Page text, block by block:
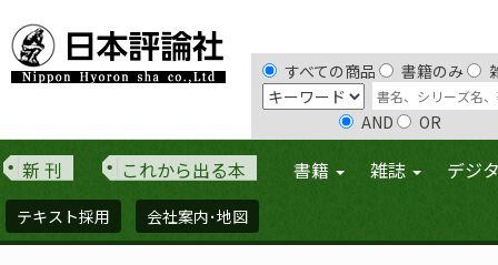
すべての商品 書籍のみ
AND OR
新 刊 これから出る本 書籍 雑誌 デジ
テキスト採用 会社案内･地図